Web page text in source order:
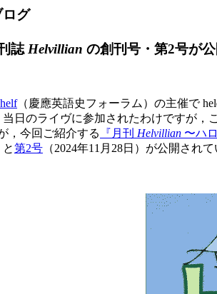
ログ
誌 Helvillian の創刊号・第2号が
（慶應英語史フォーラム）の主催で
日のライヴに参加されたわけですが，
，今回ご紹介する
『月刊 Helvillian 〜ハ
と第2号 （2024年11月28日）が公開され